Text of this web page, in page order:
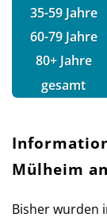
35-59 Jahre
60-79 Jahre
80+ Jahre
gesamt
Mülheim
Bisher wurden